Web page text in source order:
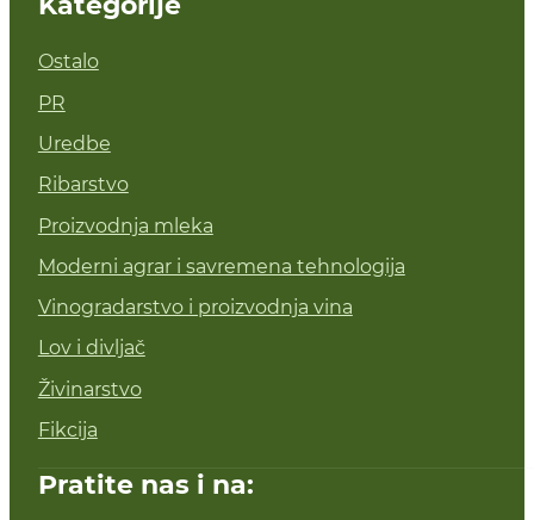
Ostalo
PR
Uredbe
Ribarstvo
Proizvodnja mleka
Moderni agrar i savremena tehnologija
Vinogradarstvo i proizvodnja vina
Lov i divljač
Živinarstvo
Fikcija
Pratite nas i na: